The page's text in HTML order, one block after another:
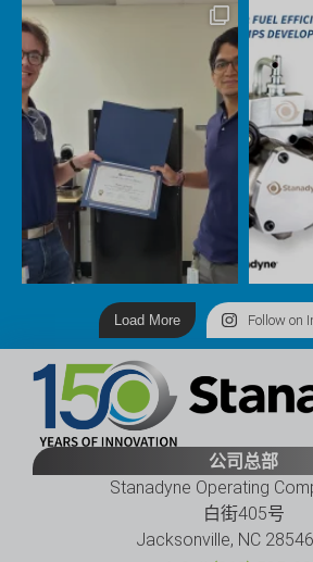
Load More Follow on
公司总部
Stanadyne Operating
白街405号
Jacksonville, NC